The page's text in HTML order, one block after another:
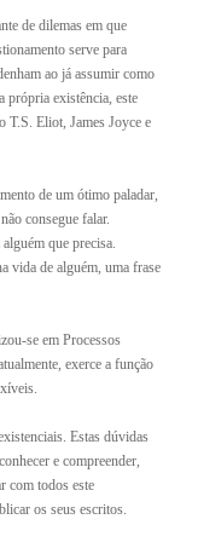
de dilemas em que
serve para
ao já assumir como
própria existência, este
T.S. Eliot, James Joyce e
de um ótimo paladar,
consegue falar.
que precisa.
vida de alguém, uma frase
se em Processos
exerce a função
Estas dúvidas
e compreender,
com todos este
os seus escritos.